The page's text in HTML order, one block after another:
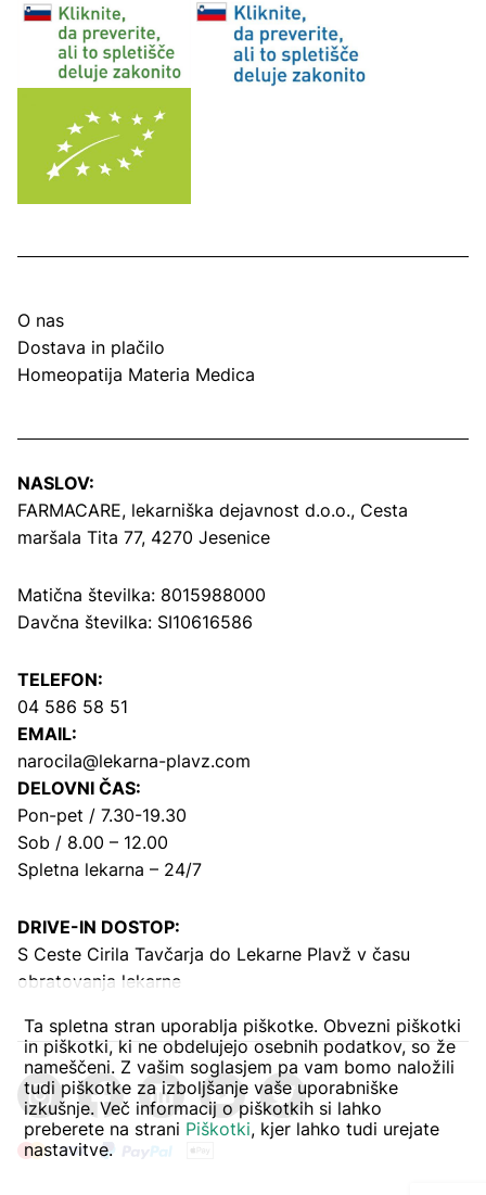
O nas
Dostava in plačilo
Homeopatija Materia Medica
NASLOV:
FARMACARE, lekarniška dejavnost d.o.o., Cesta
maršala Tita 77, 4270 Jesenice
Matična številka: 8015988000
Davčna številka: SI10616586
TELEFON:
04 586 58 51
EMAIL:
narocila@lekarna-plavz.com
DELOVNI ČAS:
Pon-pet / 7.30-19.30
Sob / 8.00 – 12.00
Spletna lekarna – 24/7
DRIVE-IN DOSTOP:
S Ceste Cirila Tavčarja do Lekarne Plavž v času
obratovanja lekarne
Ta spletna stran uporablja piškotke. Obvezni piškotki
in piškotki, ki ne obdelujejo osebnih podatkov, so že
nameščeni. Z vašim soglasjem pa vam bomo naložili
tudi piškotke za izboljšanje vaše uporabniške
izkušnje. Več informacij o piškotkih si lahko
preberete na strani Piškotki, kjer lahko tudi urejate
nastavitve.